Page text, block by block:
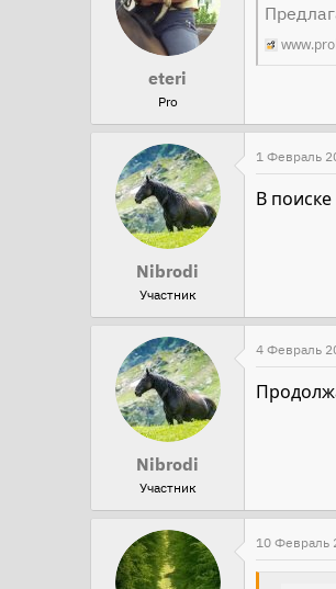
eteri
Pro
Nibrodi
Участник
1 Февраль
В поиске
Nibrodi
Участник
4 Февраль
10 Февраль